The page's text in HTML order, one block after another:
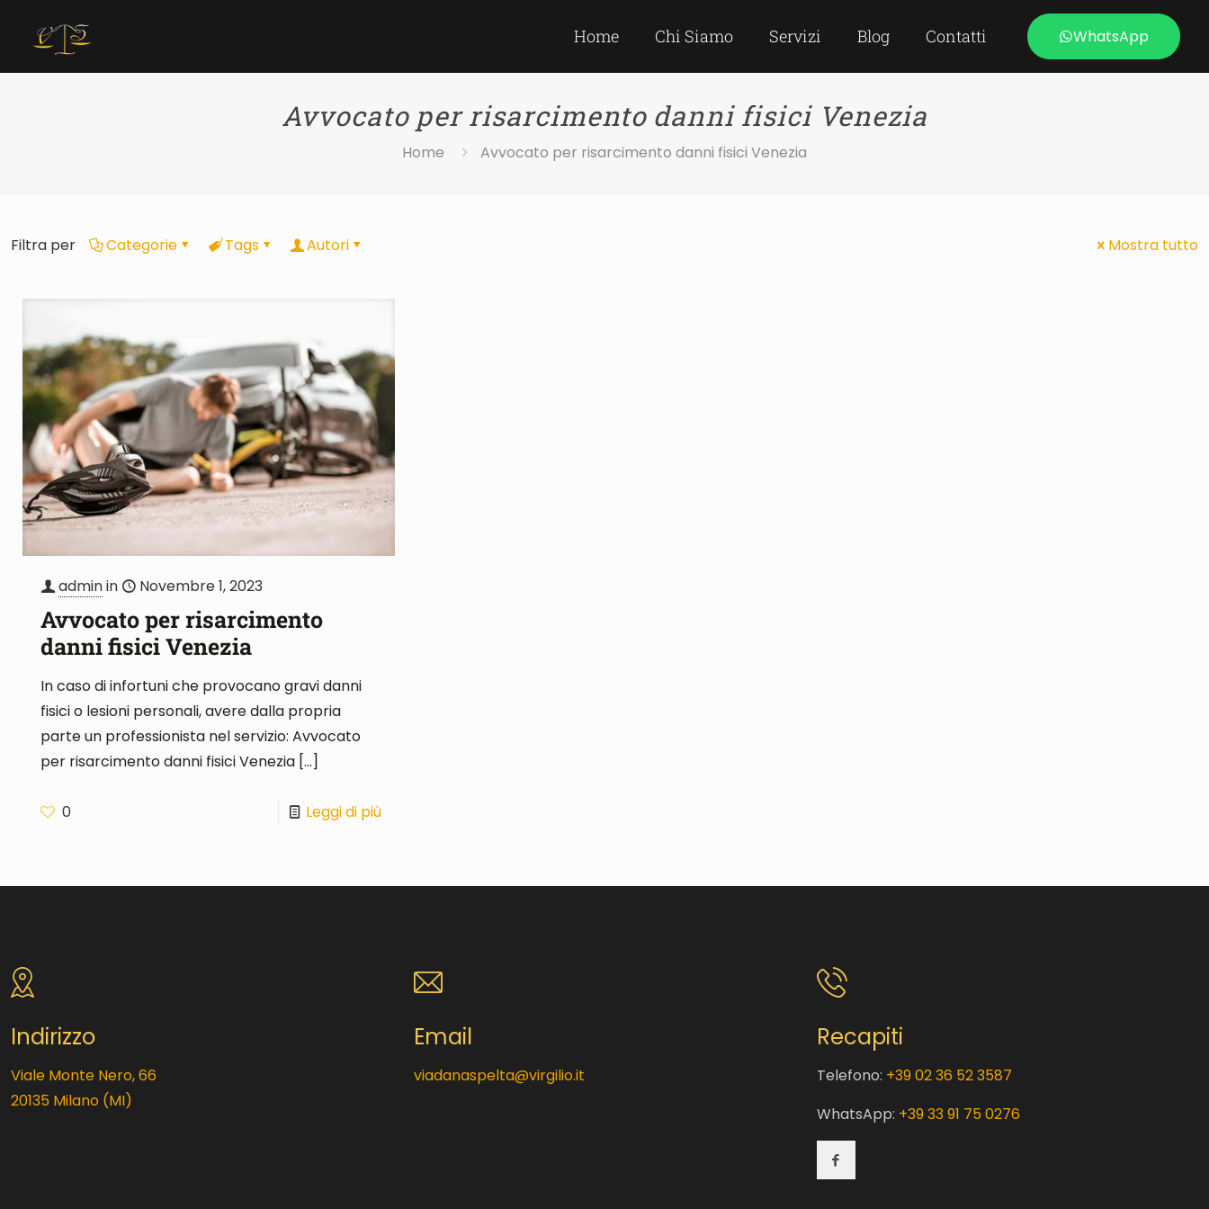
Home Chi Siamo Servizi Blog Contatti WhatsApp
Avvocato per risarcimento danni fisici Venezia
Home Avvocato per risarcimento danni fisici Venezia
Filtra per Categorie Tags Autori Mostra tutto
adminin Novembre 1, 2023
Avvocato per risarcimento
danni fisici Venezia
In caso di infortuni che provocano gravi danni
fisici o lesioni personali, avere dalla propria
parte un professionista nel servizio: Avvocato
per risarcimento danni fisici Venezia […]
0 Leggi di più
Indirizzo
Viale Monte Nero, 66
20135 Milano (MI)
Email
viadanaspelta@virgilio.it
Recapiti
Telefono: +39 02 36 52 3587
WhatsApp: +39 33 91 75 0276